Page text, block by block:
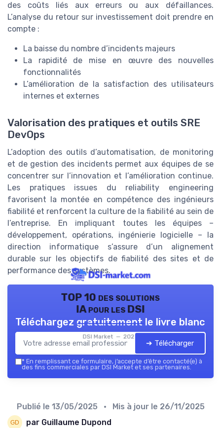
des coûts liés aux erreurs ou aux défaillances.
L’analyse du retour sur investissement doit prendre en
compte :
La baisse du nombre d’incidents majeurs
La rapidité de mise en œuvre des nouvelles
fonctionnalités
L’amélioration de la satisfaction des utilisateurs
internes et externes
Valorisation des pratiques et outils SRE
DevOps
L’adoption des outils d’automatisation, de monitoring
et de gestion des incidents permet aux équipes de se
concentrer sur l’innovation et l’amélioration continue.
Les pratiques issues du reliability engineering
favorisent la montée en compétence des ingénieurs
fiabilité et renforcent la culture de la fiabilité au sein de
l’entreprise. En impliquant toutes les équipes –
développement, opérations, ingénierie logicielle – la
direction informatique s’assure d’un alignement
durable sur les objectifs de fiabilité des sites et de
performance des systèmes.
TOP 10 des solutions
IA pour les DSI
DSI Market — 2026
Téléchargez gratuitement le livre blanc
➔ Télécharger
* En remplissant ce formulaire, j’accepte d’être contacté(e) à
des fins commerciales par DSI Market et ses partenaires.
Publié le 13/05/2025 • Mis à jour le 26/11/2025
par Guillaume Dupond